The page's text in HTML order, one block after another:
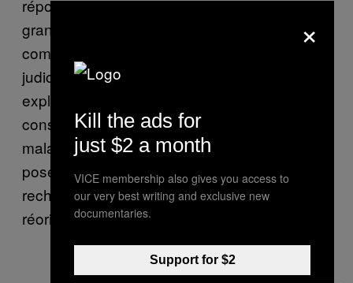
répondre à nos questions. Il avance qu’une «
grande partie des crimes homophobes sont
commis entre homosexuels. Cette décision
judiciaire ne va donc pas y contribuer », nous
explique-t-il, tout en assurant qu’il ne
considère pas l’homosexualité comme une
maladie. Pour l’avocat, un des problèmes
posé par la résolution est qu’elle interdisait la
recherche sur ces thérapies de «
réorientation sexuelle ».
×
Kill the ads for
just $2 a month
VICE membership also gives you access to
our very best writing and exclusive new
documentaries.
Support for $2